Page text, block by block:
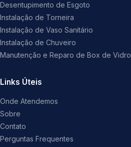
Desentupimento de Esgoto
Instalação de Torneira
Instalação de Vaso Sanitário
Instalação de Chuveiro
Manutenção e Reparo de Box de Vidro
Links Úteis
Onde Atendemos
Sobre
Contato
Perguntas Frequentes